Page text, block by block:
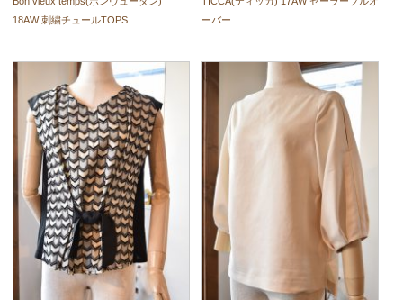
18AW 刺繍チュールTOPS
ーバー